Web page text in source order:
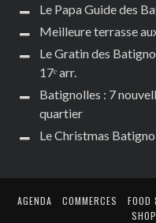
Le Papa Guide des
Meilleure terrasse
Le Gratin des
17ᵉ arr.
Batignolles : 7
quartier
Le Christmas
AGENDA COMMERCES FOOD
SHOP